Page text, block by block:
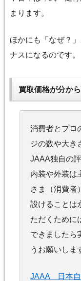
まります。
ほかにも「なぜ？
ナスになるのです。
買取価格が分か
消費者とプロ
ジの数や大き
JAAA独自の
内装や外装は
さま（消費者
設けることは
ただくために
できましたら
うお願いしま
JAAA 日本自